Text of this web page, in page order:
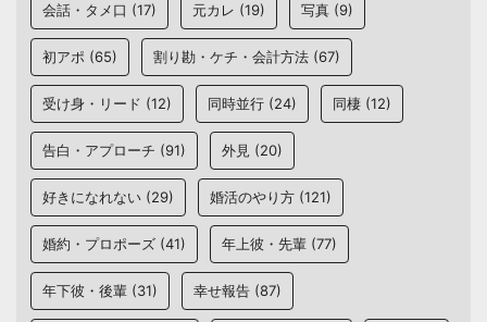
会話・タメ口 (17) 元カレ (19) 写真 (9)
初アポ (65) 割り勘・ケチ・会計方法 (67)
受け身・リード (12) 同時並行 (24) 同棲 (12)
告白・アプローチ (91) 外見 (20)
好きになれない (29) 婚活のやり方 (121)
婚約・プロポーズ (41) 年上彼・先輩 (77)
年下彼・後輩 (31) 幸せ報告 (87)